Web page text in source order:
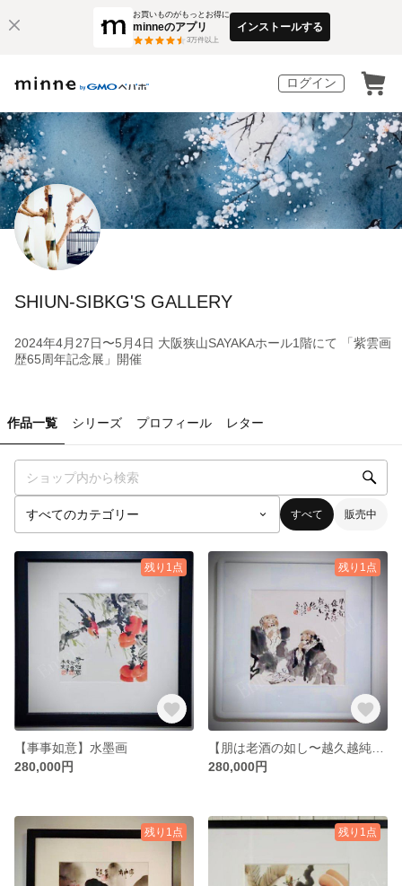
お買いものがもっとお得に
minneのアプリ
3万件以上
インストールする
ログイン
SHIUN-SIBKG'S GALLERY
2024年4月27日〜5月4日 大阪狭山SAYAKAホール1階にて 「紫雲画
歴65周年記念展」開催
作品一覧 シリーズ プロフィール レター
すべて 販売中
残り1点
【事事如意】水墨画
280,000円
残り1点
280,000円
残り1点 残り1点